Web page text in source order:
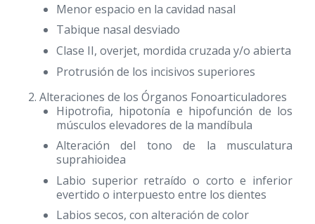
Menor espacio en la cavidad nasal
Tabique nasal desviado
Clase II, overjet, mordida cruzada y/o abierta
Protrusión de los incisivos superiores
Alteraciones de los Órganos Fonoarticuladores
Hipotrofia, hipotonía e hipofunción de los
músculos elevadores de la mandíbula
Alteración del tono de la musculatura
suprahioidea
Labio superior retraído o corto e inferior
evertido o interpuesto entre los dientes
Labios secos, con alteración de color